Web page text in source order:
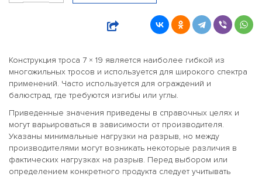
Конструкция троса 7 × 19 является наиболее гибкой из
многожильных тросов и используется для широкого спектра
применений. Часто используется для ограждений и
балюстрад, где требуются изгибы или углы.
Приведенные значения приведены в справочных целях и
могут варьироваться в зависимости от производителя.
Указаны минимальные нагрузки на разрыв, но между
производителями могут возникать некоторые различия в
фактических нагрузках на разрыв. Перед выбором или
определением конкретного продукта следует учитывать